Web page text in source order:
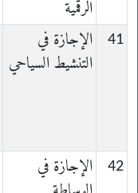
الرقمية
41
الإجازة في
التنشيط السياحي
42
الإجازة في